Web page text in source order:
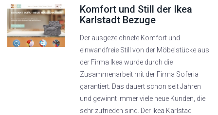
Komfort und Still der Ikea
Karlstadt Bezuge
Der ausgezeichnete Komfort und
einwandfreie Still von der Möbelstücke aus
der Firma Ikea wurde durch die
Zusammenarbeit mit der Firma Soferia
garantiert. Das dauert schon seit Jahren
und gewinnt immer viele neue Kunden, die
sehr zufrieden sind. Der Ikea Karlstad